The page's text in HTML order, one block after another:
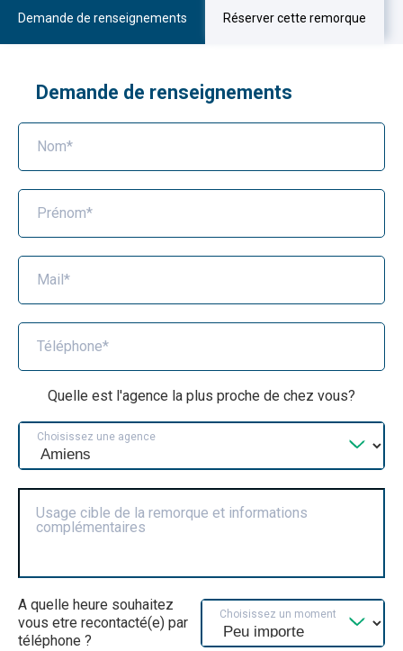
Demande de renseignements Réserver cette remorque
Demande de renseignements
Nom*
Prénom*
Mail*
Téléphone*
Quelle est l'agence la plus proche de chez vous?
Choisissez une agence
Usage cible de la remorque et informations
complémentaires
A quelle heure souhaitez
vous etre recontacté(e) par
téléphone ?
Choisissez un moment